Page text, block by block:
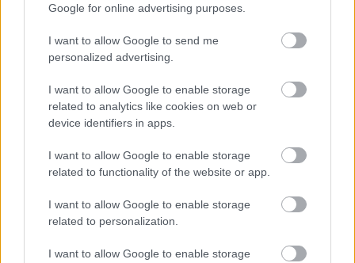
Google for online advertising purposes.
I want to allow Google to send me
personalized advertising.
I want to allow Google to enable storage
related to analytics like cookies on web or
device identifiers in apps.
I want to allow Google to enable storage
related to functionality of the website or app.
I want to allow Google to enable storage
related to personalization.
I want to allow Google to enable storage
6 φράσεις που χρησιμοποιούν οι
ναρκισσιστές στους καβγάδες για να
σας χειραγωγήσουν